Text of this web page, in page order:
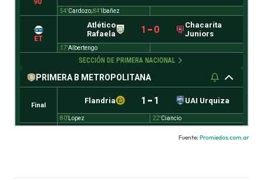
Fuente: Promiedos.com.ar